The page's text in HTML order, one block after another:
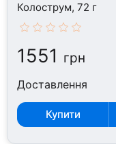
Колострум, 72 г
1551 грн
Доставлення
Купити